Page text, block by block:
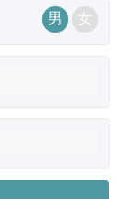
男 女